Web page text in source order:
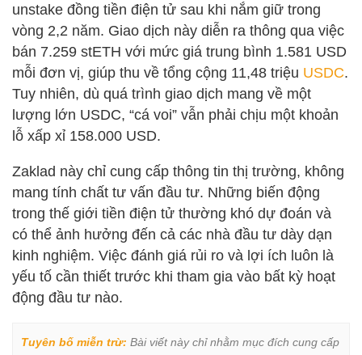
unstake đồng tiền điện tử sau khi nắm giữ trong
vòng 2,2 năm. Giao dịch này diễn ra thông qua việc
bán 7.259 stETH với mức giá trung bình 1.581 USD
mỗi đơn vị, giúp thu về tổng cộng 11,48 triệu USDC.
Tuy nhiên, dù quá trình giao dịch mang về một
lượng lớn USDC, “cá voi” vẫn phải chịu một khoản
lỗ xấp xỉ 158.000 USD.
Zaklad này chỉ cung cấp thông tin thị trường, không
mang tính chất tư vấn đầu tư. Những biến động
trong thế giới tiền điện tử thường khó dự đoán và
có thể ảnh hưởng đến cả các nhà đầu tư dày dạn
kinh nghiệm. Việc đánh giá rủi ro và lợi ích luôn là
yếu tố cần thiết trước khi tham gia vào bất kỳ hoạt
động đầu tư nào.
Tuyên bố miễn trừ: Bài viết này chỉ nhằm mục đích cung cấp